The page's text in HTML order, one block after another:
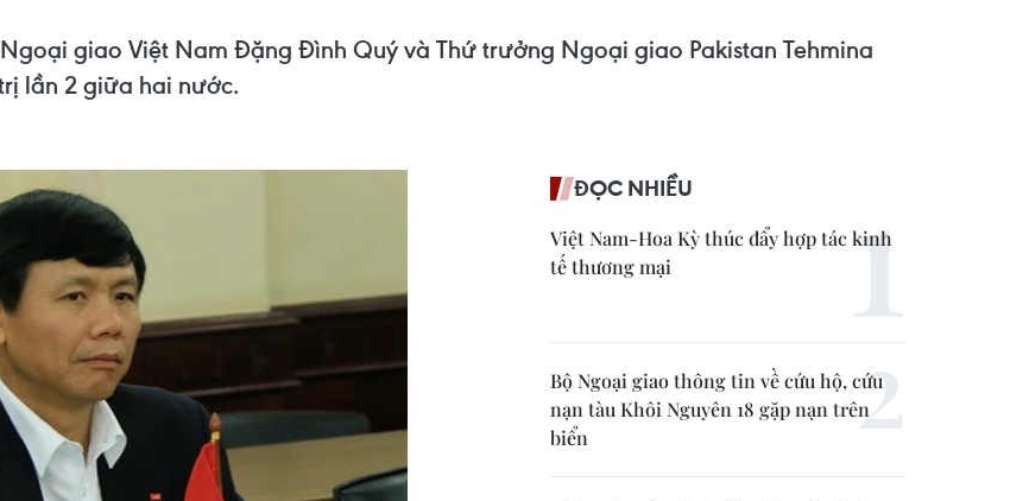
giao Việt Nam Đặng Đình Quý và Thứ trưởng Ngoại giao Pakistan Tehmina
lần 2 giữa hai nước.
ĐỌC NHIỀU
Việt Nam-Hoa Kỳ thúc đẩy hợp tác kinh
tế thương mại
Bộ Ngoại giao thông tin về cứu hộ, cứu
nạn tàu Khôi Nguyên 18 gặp nạn trên
biển